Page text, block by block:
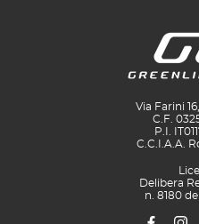
Via Farini
C.F.
P.I.
C.C.I.A.A.
Delibera
n. 8180